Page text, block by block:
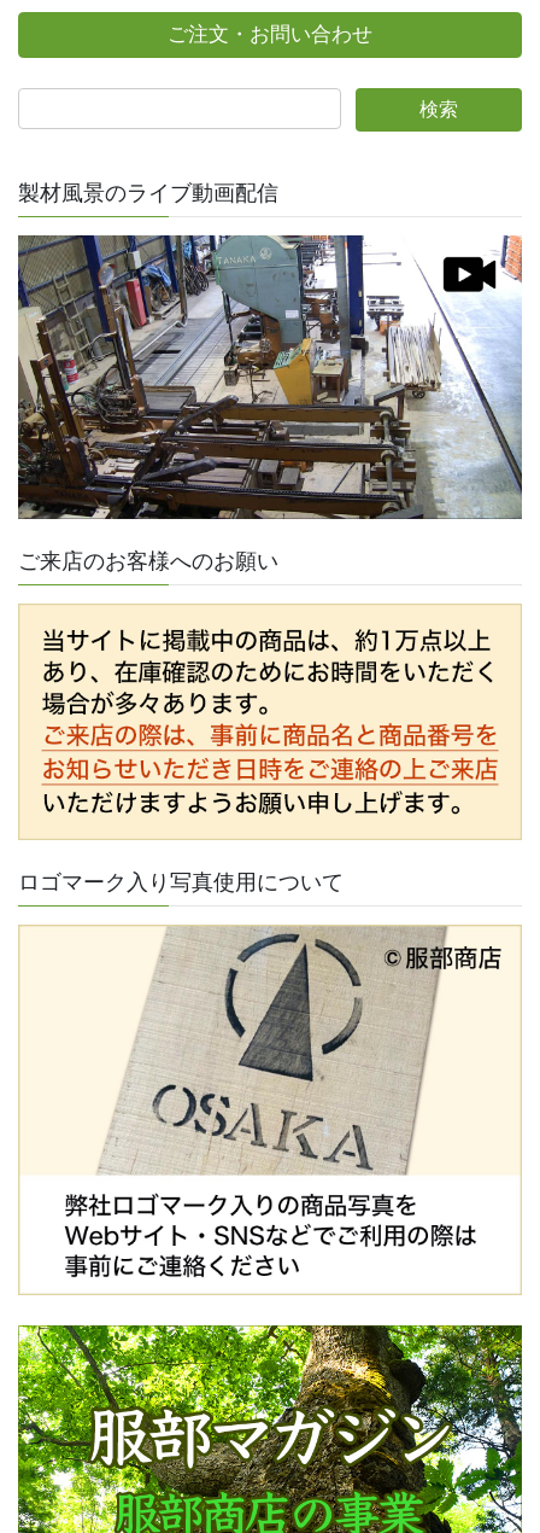
ご注文・お問い合わせ
製材風景のライブ動画配信
ご来店のお客様へのお願い
ロゴマーク入り写真使用について